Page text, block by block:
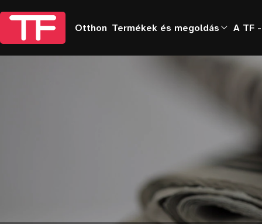
Otthon Termékek és megoldás A TF